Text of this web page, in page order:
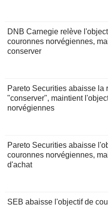
DNB Carnegie relève
couronnes norvégiennes,
conserver
Pareto Securities abaisse la
"conserver", maintient
norvégiennes
Pareto Securities abaisse
couronnes norvégiennes,
d'achat
SEB abaisse l'objectif de